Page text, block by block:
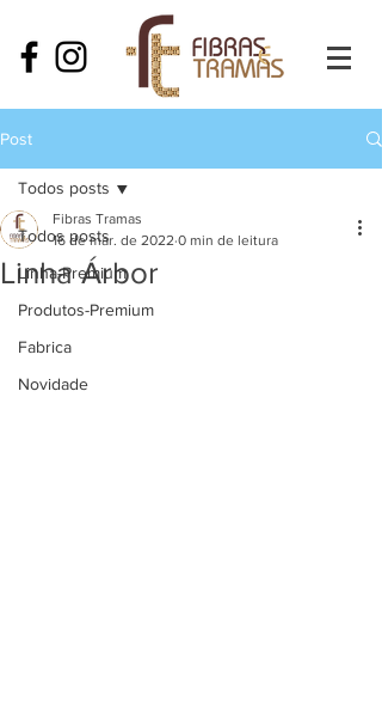
Post
Todos posts
Linha-Premium
Produtos-Premium
Fabrica
Novidade
Todos posts
Linha Árbor
Fibras Tramas
16 de mar. de 2022 0 min de leitura